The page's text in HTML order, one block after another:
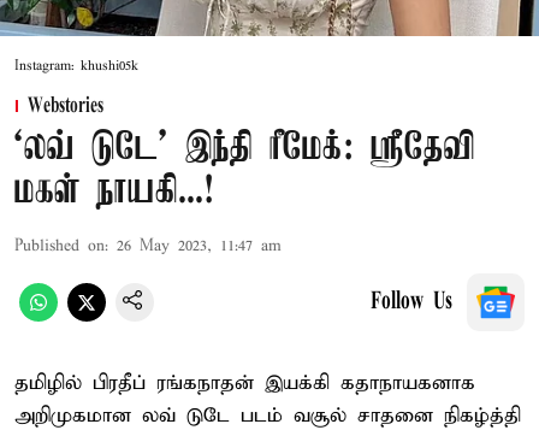
Instagram: khushi05k
Webstories
‘லவ் டுடே’ இந்தி ரீமேக்: ஸ்ரீதேவி
மகள் நாயகி...!
Published on: 26 May 2023, 11:47 am
Follow Us
தமிழில் பிரதீப் ரங்கநாதன் இயக்கி கதாநாயகனாக
அறிமுகமான லவ் டுடே படம் வசூல் சாதனை நிகழ்த்தி